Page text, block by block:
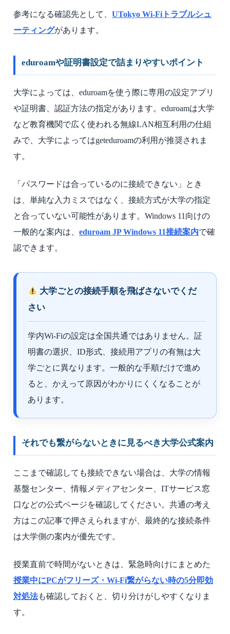
参考になる確認先として、 UTokyo Wi-Fiトラブルシュ
ーティングがあります。
eduroamや証明書設定で詰まりやすいポイント
大学によっては、eduroamを使う際に専用の設定アプリ
や証明書、認証方法の指定があります。eduroamは大学
など教育機関で広く使われる無線LAN相互利用の仕組
みで、大学によってはgeteduroamの利用が推奨されま
す。
「パスワードは合っているのに接続できない」とき
は、単純な入力ミスではなく、接続方式が大学の指定
と合っていない可能性があります。Windows 11向けの
一般的な案内は、 eduroam JP Windows 11接続案内で確
認できます。
大学ごとの接続手順を飛ばさないでくだ
さい
学内Wi-Fiの設定は全国共通ではありません。証
明書の選択、ID形式、接続用アプリの有無は大
学ごとに異なります。一般的な手順だけで進め
ると、かえって原因がわかりにくくなることが
あります。
それでも繋がらないときに見るべき大学公式案内
ここまで確認しても接続できない場合は、大学の情報
基盤センター、情報メディアセンター、ITサービス窓
口などの公式ページを確認してください。共通の考え
方はこの記事で押さえられますが、最終的な接続条件
は大学側の案内が優先です。
授業直前で時間がないときは、緊急時向けにまとめた
授業中にPCがフリーズ・Wi-Fi繋がらない時の5分即効
対処法も確認しておくと、切り分けがしやすくなりま
す。